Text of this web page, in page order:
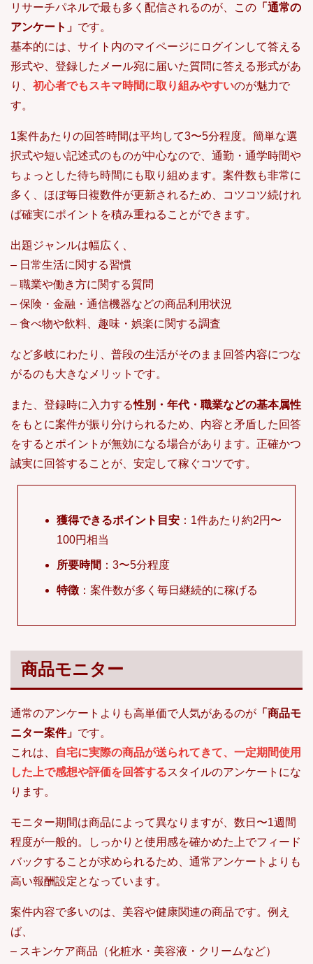
リサーチパネルで最も多く配信されるのが、この 「通常の
アンケート」 です。
基本的には、サイト内のマイページにログインして答える
形式や、登録したメール宛に届いた質問に答える形式があ
り、 初心者でもスキマ時間に取り組みやすいのが魅力で
す。
1案件あたりの回答時間は平均して3〜5分程度。簡単な選
択式や短い記述式のものが中心なので、通勤・通学時間や
ちょっとした待ち時間にも取り組めます。案件数も非常に
多く、ほぼ毎日複数件が更新されるため、コツコツ続けれ
ば確実にポイントを積み重ねることができます。
出題ジャンルは幅広く、
– 日常生活に関する習慣
– 職業や働き方に関する質問
– 保険・金融・通信機器などの商品利用状況
– 食べ物や飲料、趣味・娯楽に関する調査
など多岐にわたり、普段の生活がそのまま回答内容につな
がるのも大きなメリットです。
また、登録時に入力する性別・年代・職業などの基本属性
をもとに案件が振り分けられるため、内容と矛盾した回答
をするとポイントが無効になる場合があります。正確かつ
誠実に回答することが、安定して稼ぐコツです。
獲得できるポイント目安 ：1件あたり約2円〜
100円相当
所要時間 ：3〜5分程度
特徴 ：案件数が多く毎日継続的に稼げる
商品モニター
通常のアンケートよりも高単価で人気があるのが 「商品モ
ニター案件」 です。
これは、
自宅に実際の商品が送られてきて、一定期間使用
した上で感想や評価を回答するスタイルのアンケートにな
ります。
モニター期間は商品によって異なりますが、数日〜1週間
程度が一般的。しっかりと使用感を確かめた上でフィード
バックすることが求められるため、通常アンケートよりも
高い報酬設定となっています。
案件内容で多いのは、美容や健康関連の商品です。例え
ば、
– スキンケア商品（化粧水・美容液・クリームなど）